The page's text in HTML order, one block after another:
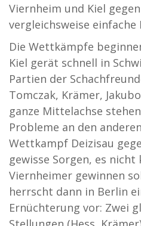
Viernheim und Kiel
vergleichsweise einfache
Die Wettkämpfe
Kiel gerät schnell in
Partien der
Tomczak, Krämer,
ganze Mittelachse
Probleme an den
Wettkampf Deizisau
gewisse Sorgen, es nicht
Viernheimer gewinnen
herrscht dann in Berlin
Ernüchterung vor: Zwei